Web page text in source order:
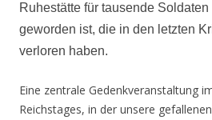
Ruhestätte für tausende
geworden ist, die in den letzten
verloren haben.
Eine zentrale Gedenkveranstaltung
Reichstages, in der unsere